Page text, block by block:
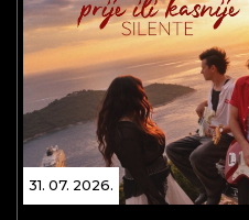
31. 07. 2026.